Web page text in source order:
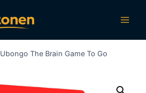
Ubongo The Brain Game To Go